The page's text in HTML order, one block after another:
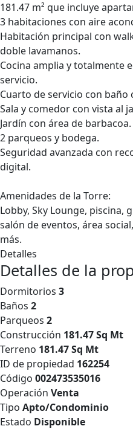
181.47 m² que incluye
3 habitaciones con aire
Habitación principal con
doble lavamanos.
Cocina amplia y totalmente
servicio.
Cuarto de servicio con baño
Sala y comedor con vista al
Jardín con área de barbacoa.
2 parqueos y bodega.
Seguridad avanzada con
digital.
Amenidades de la Torre:
Lobby, Sky Lounge, piscina,
salón de eventos, área
más.
Detalles
Detalles de la
Dormitorios 3
Baños 2
Parqueos 2
Construcción 181.47 Sq Mt
Terreno 181.47 Sq Mt
ID de propiedad 162254
Código 002473535016
Operación Venta
Tipo Apto/Condominio
Estado Disponible